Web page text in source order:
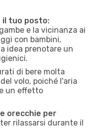
tuo posto:
e la vicinanza ai
con bambini,
idea prenotare un
di bere molta
volo, poiché l'aria
un effetto
orecchie per
rilassarsi durante il